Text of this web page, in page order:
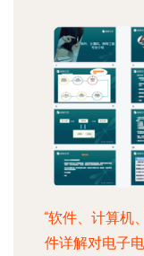
“软件、计算机
件详解对电子